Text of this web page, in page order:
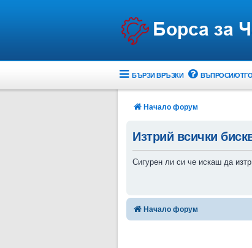
БЪРЗИ ВРЪЗКИ ВЪПРОСИ/
Начало форум
Изтрий всички
Сигурен ли си че искаш да
Начало форум